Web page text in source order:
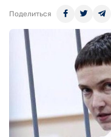
Поделиться